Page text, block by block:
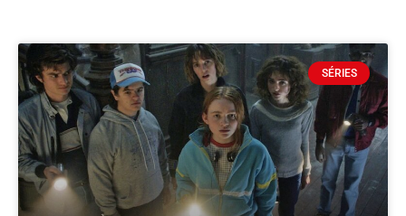
SÉRIES